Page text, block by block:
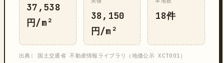
37,538
円/m²
38,150
円/m²
18件
出典: 国土交通省 不動産情報ライブラリ（地価公示 XCT001）